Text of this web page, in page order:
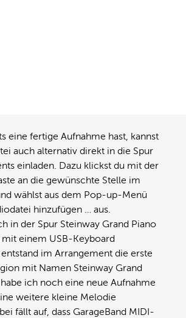
eine fertige Aufnahme hast, kannst
auch alternativ direkt in die Spur
einladen. Dazu klickst du mit der
an die gewünschte Stelle im
wählst aus dem Pop-up-Menü
hinzufügen … aus.
in der Spur Steinway Grand Piano
einem USB-Keyboard
im Arrangement die erste
mit Namen Steinway Grand
ich noch eine neue Aufnahme
weitere kleine Melodie
fällt auf, dass GarageBand MIDI-